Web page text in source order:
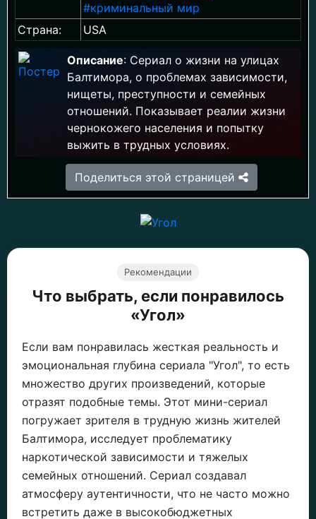
#криминальный мир
Страна:
USA
Описание: Сериал о жизни на улицах
Балтимора, о проблемах зависимости,
нищеты, преступности и семейных
отношений. Показывает реалии жизни
чернокожего населения и попытку
выжить в трудных условиях.
Поделиться этой страницей
Рекомендации
Что выбрать, если понравилось
«Угол»
Если вам понравилась жесткая реальность и
эмоциональная глубина сериала "Угол", то есть
множество других произведений, которые
отразят подобные темы. Этот мини-сериал
погружает зрителя в трудную жизнь жителей
Балтимора, исследует проблематику
наркотической зависимости и тяжелых
семейных отношений. Сериал создавал
атмосферу аутентичности, что не часто можно
встретить даже в высокобюджетных